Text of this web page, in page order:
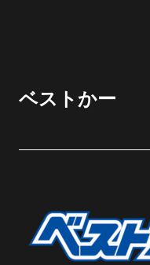
ベストかー